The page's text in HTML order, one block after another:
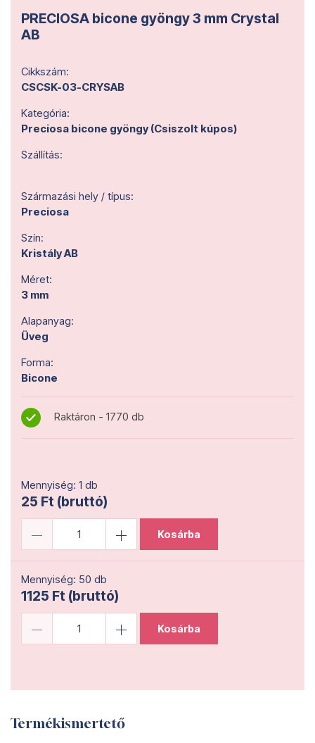
PRECIOSA bicone gyöngy 3 mm Crystal
AB
Cikkszám:
CSCSK-03-CRYSAB
Kategória:
Preciosa bicone gyöngy (Csiszolt kúpos)
Szállítás:
Származási hely / típus:
Preciosa
Szín:
Kristály AB
Méret:
3 mm
Alapanyag:
Üveg
Forma:
Bicone
Raktáron - 1770 db
Mennyiség: 1 db
25 Ft (bruttó)
Kosárba
Mennyiség: 50 db
1125 Ft (bruttó)
Kosárba
Termékismertető